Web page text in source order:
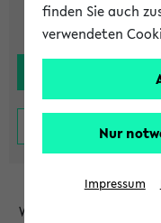
Wählen Sie die
finden Sie auch
verwendeten
Nur
Impressum